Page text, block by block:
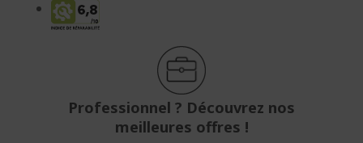
Professionnel ? Découvrez nos
meilleures offres !